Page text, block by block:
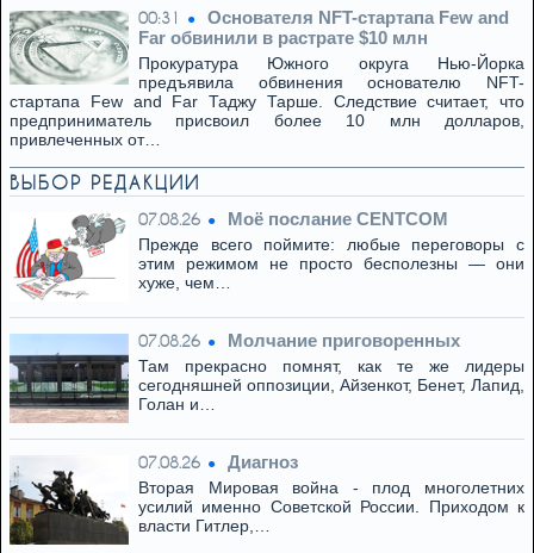
00:31
Основателя NFT-стартапа Few and
Far обвинили в растрате $10 млн
Прокуратура Южного округа Нью-Йорка
предъявила обвинения основателю NFT-
стартапа Few and Far Таджу Тарше. Следствие считает, что
предприниматель присвоил более 10 млн долларов,
привлеченных от…
ВЫБОР РЕДАКЦИИ
07.08.26 Моё послание CENTCOM
Прежде всего поймите: любые переговоры с
этим режимом не просто бесполезны — они
хуже, чем…
07.08.26 Молчание приговоренных
Там прекрасно помнят, как те же лидеры
сегодняшней оппозиции, Айзенкот, Бенет, Лапид,
Голан и…
07.08.26 Диагноз
Вторая Мировая война - плод многолетних
усилий именно Советской России. Приходом к
власти Гитлер,…